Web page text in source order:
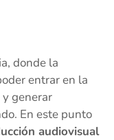
donde la
entrar en la
generar
En este punto
audiovisual